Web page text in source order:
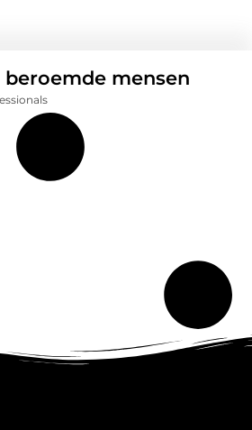
beroemde mensen